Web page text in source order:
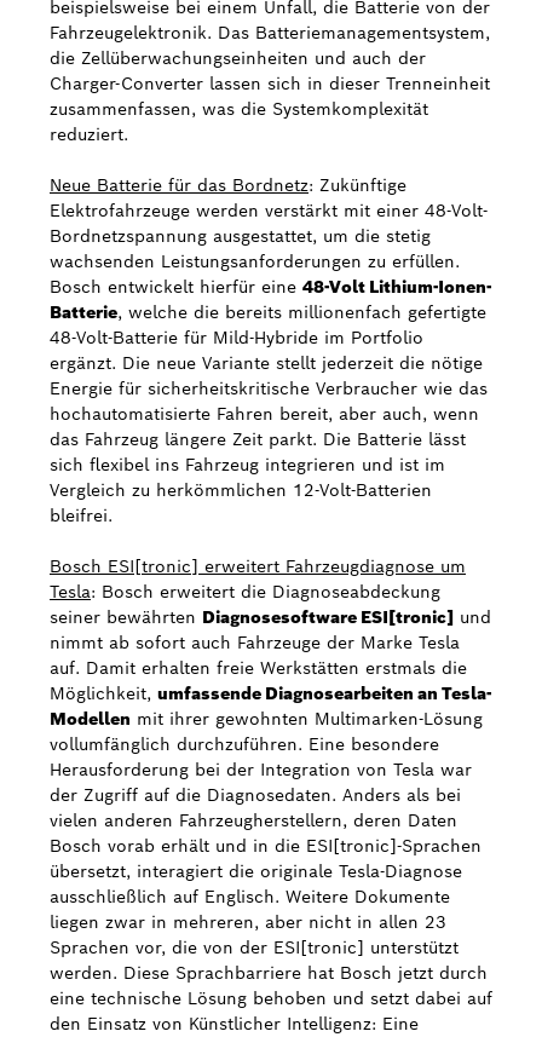
beispielsweise bei einem Unfall, die Batterie von der
Fahrzeugelektronik. Das Batteriemanagementsystem,
die Zellüberwachungseinheiten und auch der
Charger-Converter lassen sich in dieser Trenneinheit
zusammenfassen, was die Systemkomplexität
reduziert.
Neue Batterie für das Bordnetz: Zukünftige
Elektrofahrzeuge werden verstärkt mit einer 48-Volt-
Bordnetzspannung ausgestattet, um die stetig
wachsenden Leistungsanforderungen zu erfüllen.
Bosch entwickelt hierfür eine 48-Volt Lithium-Ionen-
Batterie, welche die bereits millionenfach gefertigte
48-Volt-Batterie für Mild-Hybride im Portfolio
ergänzt. Die neue Variante stellt jederzeit die nötige
Energie für sicherheitskritische Verbraucher wie das
hochautomatisierte Fahren bereit, aber auch, wenn
das Fahrzeug längere Zeit parkt. Die Batterie lässt
sich flexibel ins Fahrzeug integrieren und ist im
Vergleich zu herkömmlichen 12-Volt-Batterien
bleifrei.
Bosch ESI[tronic] erweitert Fahrzeugdiagnose um
Tesla: Bosch erweitert die Diagnoseabdeckung
seiner bewährten Diagnosesoftware ESI[tronic] und
nimmt ab sofort auch Fahrzeuge der Marke Tesla
auf. Damit erhalten freie Werkstätten erstmals die
Möglichkeit, umfassende Diagnosearbeiten an Tesla-
Modellen mit ihrer gewohnten Multimarken-Lösung
vollumfänglich durchzuführen. Eine besondere
Herausforderung bei der Integration von Tesla war
der Zugriff auf die Diagnosedaten. Anders als bei
vielen anderen Fahrzeugherstellern, deren Daten
Bosch vorab erhält und in die ESI[tronic]-Sprachen
übersetzt, interagiert die originale Tesla-Diagnose
ausschließlich auf Englisch. Weitere Dokumente
liegen zwar in mehreren, aber nicht in allen 23
Sprachen vor, die von der ESI[tronic] unterstützt
werden. Diese Sprachbarriere hat Bosch jetzt durch
eine technische Lösung behoben und setzt dabei auf
den Einsatz von Künstlicher Intelligenz: Eine